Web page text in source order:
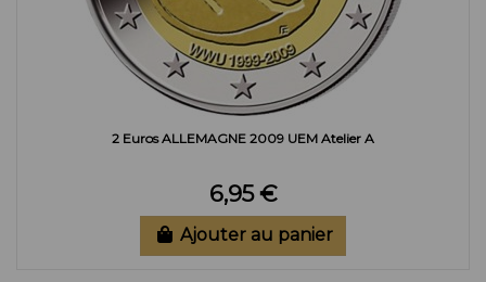
2 Euros ALLEMAGNE 2009 UEM Atelier A
6,95 €
Ajouter au panier